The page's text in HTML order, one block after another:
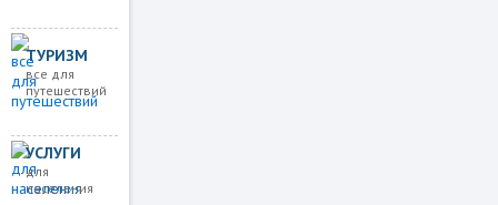
ТУРИЗМ
все для
путешествий
УСЛУГИ
для
населения